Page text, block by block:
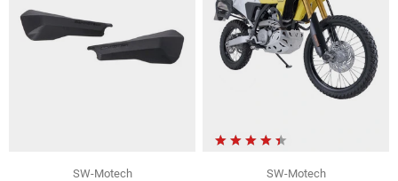
SW-Motech
SW-Motech